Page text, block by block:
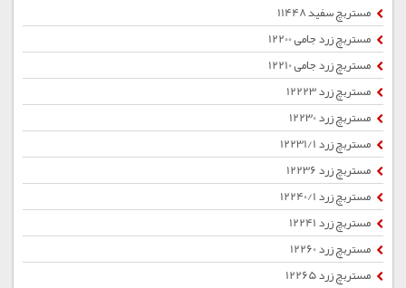
مستربچ سفید 11448
مستربچ زرد جامی 12200
مستربچ زرد جامی 12210
مستربچ زرد 12223
مستربچ زرد 12230
مستربچ زرد 12231/1
مستربچ زرد 12236
مستربچ زرد 12240/1
مستربچ زرد 12241
مستربچ زرد 12260
مستربچ زرد 12265